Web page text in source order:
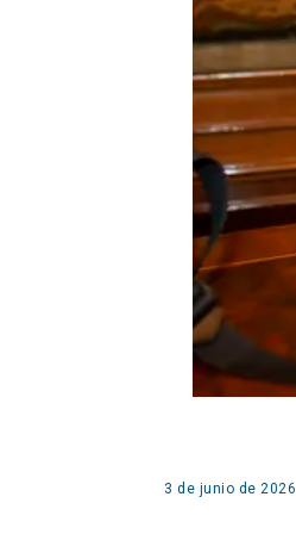
3 de junio de 2026